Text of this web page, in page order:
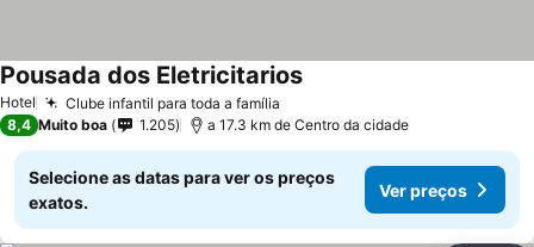
Hotel Clube infantil para toda a família
Pousada dos EletricitariosVer preços
8,4 Muito boa 1.205 a 17.3 km de Centro da cidade
Selecione as datas para ver os preços
exatos.
Ver preços